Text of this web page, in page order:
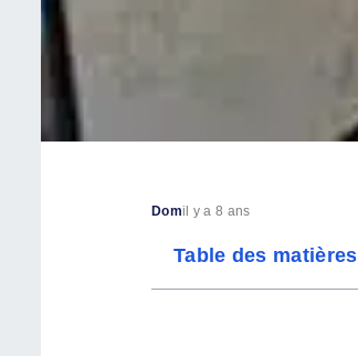
Domil y a 8 ans
Table des matières